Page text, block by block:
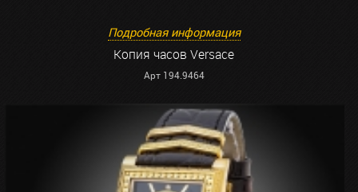
Подробная информация
Копия часов Versace
Арт 194.9464